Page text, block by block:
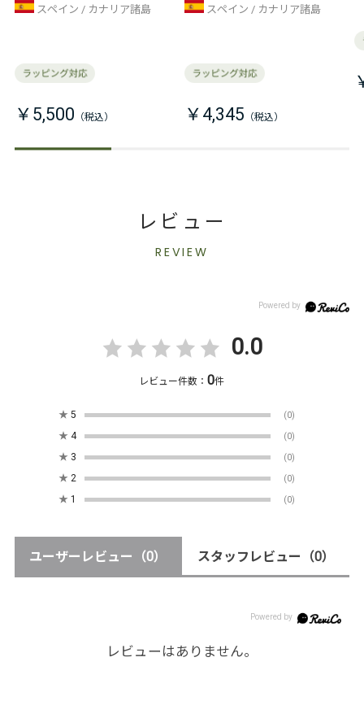
スペイン カナリア諸島
￥5,500
スペイン カナリア諸島
￥4,345
レビュー
REVIEW
0.0
レビュー件数：0件
★ 5 (0)
★ 4 (0)
★ 3 (0)
★ 2 (0)
★ 1 (0)
ユーザーレビュー （0） スタッフレビュー （0）
レビューはありません。